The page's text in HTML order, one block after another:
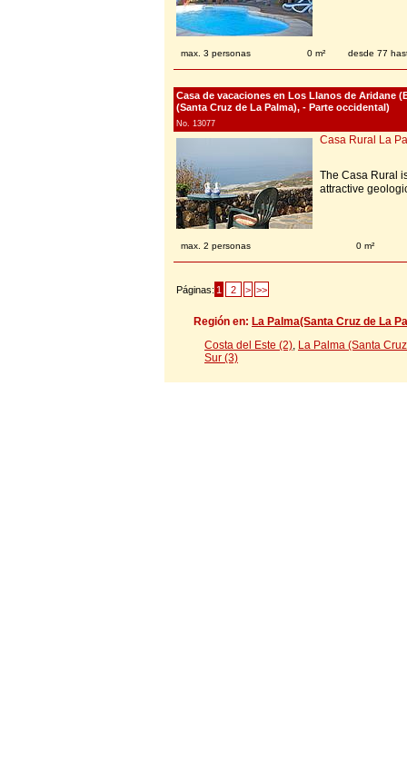
max. 3 personas 0 m² desde 77
Casa de vacaciones en Los Llanos de Aridane
(Santa Cruz de La Palma), - Parte occidental)
No. 13077
Casa Rural La
The Casa Rural
attractive
max. 2 personas 0 m²
Páginas: 1 2 > >>
Región en: La Palma(Santa Cruz de La
Costa del Este (2) La Palma (Santa
Sur (3)